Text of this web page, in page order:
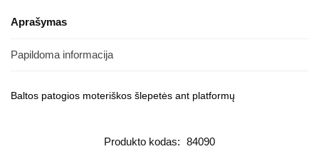
Aprašymas
Papildoma informacija
Baltos patogios moteriškos šlepetės ant platformų
Produkto kodas: 84090